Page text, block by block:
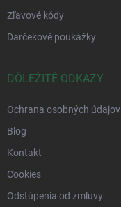
Zľavové kódy
Darčekové poukážky
DÔLEŽITÉ ODKAZY
Ochrana osobných údajov
Blog
Kontakt
Cookies
Odstúpenia od zmluvy